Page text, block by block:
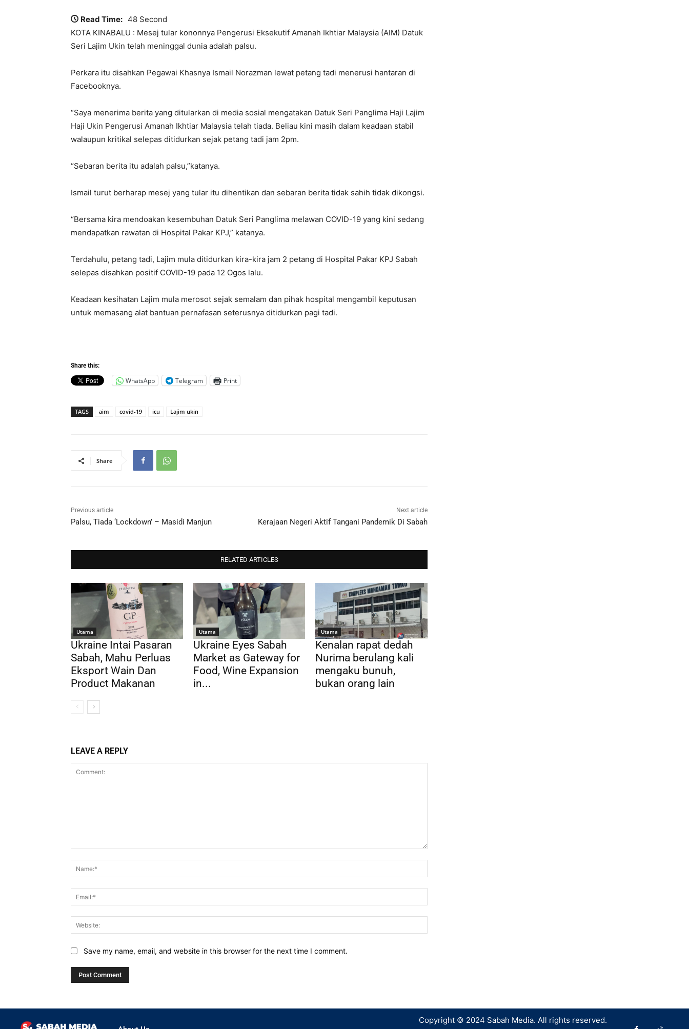
Read Time: 48 Second
KOTA KINABALU : Mesej tular kononnya Pengerusi Eksekutif Amanah Ikhtiar Malaysia (AIM) Datuk
Seri Lajim Ukin telah meninggal dunia adalah palsu.
Perkara itu disahkan Pegawai Khasnya Ismail Norazman lewat petang tadi menerusi hantaran di
Facebooknya.
“Saya menerima berita yang ditularkan di media sosial mengatakan Datuk Seri Panglima Haji Lajim
Haji Ukin Pengerusi Amanah Ikhtiar Malaysia telah tiada. Beliau kini masih dalam keadaan stabil
walaupun kritikal selepas ditidurkan sejak petang tadi jam 2pm.
“Sebaran berita itu adalah palsu,”katanya.
Ismail turut berharap mesej yang tular itu dihentikan dan sebaran berita tidak sahih tidak dikongsi.
“Bersama kira mendoakan kesembuhan Datuk Seri Panglima melawan COVID-19 yang kini sedang
mendapatkan rawatan di Hospital Pakar KPJ,” katanya.
Terdahulu, petang tadi, Lajim mula ditidurkan kira-kira jam 2 petang di Hospital Pakar KPJ Sabah
selepas disahkan positif COVID-19 pada 12 Ogos lalu.
Keadaan kesihatan Lajim mula merosot sejak semalam dan pihak hospital mengambil keputusan
untuk memasang alat bantuan pernafasan seterusnya ditidurkan pagi tadi.
Share this:
WhatsApp Telegram Print
TAGS aim covid-19 icu Lajim ukin
Share
Previous article
Palsu, Tiada ‘Lockdown’ – Masidi Manjun
Next article
Kerajaan Negeri Aktif Tangani Pandemik Di Sabah
RELATED ARTICLES
Utama
Ukraine Intai Pasaran
Sabah, Mahu Perluas
Eksport Wain Dan
Product Makanan
Utama
Ukraine Eyes Sabah
Market as Gateway for
Food, Wine Expansion
in...
Utama
Kenalan rapat dedah
Nurima berulang kali
mengaku bunuh,
bukan orang lain
LEAVE A REPLY
Save my name, email, and website in this browser for the next time I comment.
Copyright © 2024 Sabah Media. All rights reserved.